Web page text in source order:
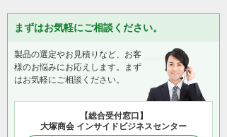
まずはお気軽にご相談ください。
製品の選定やお見積りなど、お客
様のお悩みにお応えします。まず
はお気軽にご相談ください。
【総合受付窓口】
大塚商会 インサイドビジネスセンター